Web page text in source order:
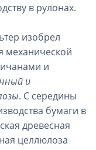
в рулонах.
изобрел
механической
и
и
. С середины
бумаги в
древесная
целлюлоза